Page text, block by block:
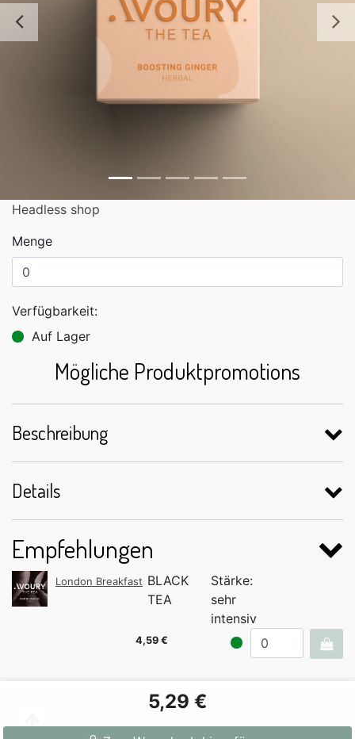
Zurück
Headless shop
Menge
Verfügbarkeit:
Auf Lager
Mögliche Produktpromotions
5,29 €
Beschreibung
Details
Empfehlungen
London Breakfast BLACK
TEA
Stärke:
sehr
intensiv
4,59 €